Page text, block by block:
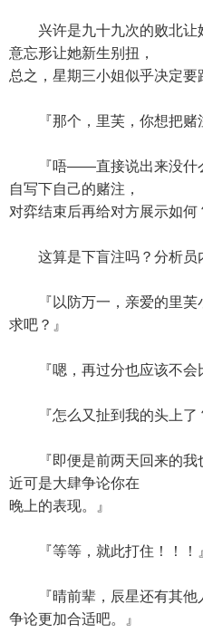
兴许是九十九次的败北让
意忘形让她新生别扭，
总之，星期三小姐似乎决定要
『那个，里芙，你想把赌
『唔——直接说出来没什么
自写下自己的赌注，
对弈结束后再给对方展示如何
这算是下盲注吗？分析员
『以防万一，亲爱的里芙
求吧？』
『嗯，再过分也应该不会
『怎么又扯到我的头上了
『即便是前两天回来的我
近可是大肆争论你在
晚上的表现。』
『等等，就此打住！！！
『晴前辈，辰星还有其他
争论更加合适吧。』